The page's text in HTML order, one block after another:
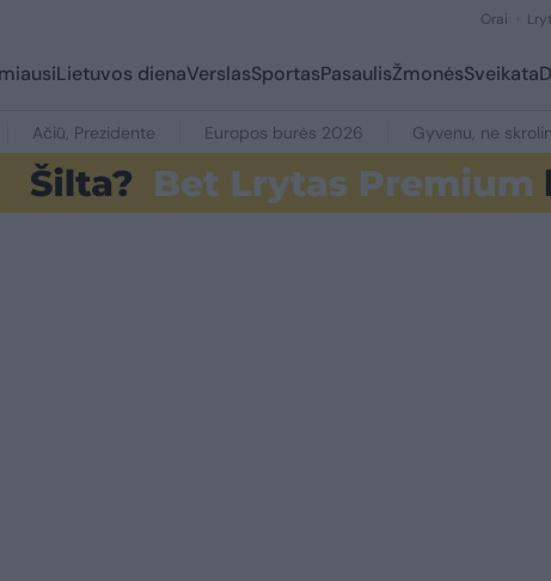
Orai
Lietuvos dienaVerslasSportasPasaulisŽmonėsSveikata
Ačiū, Prezidente Europos burės 2026 Gyvenu, ne